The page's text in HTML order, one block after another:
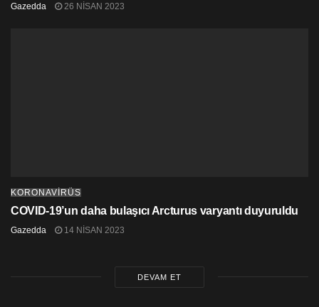
Gazedda 26 NISAN 2023
KORONAVİRÜS
COVID-19’un daha bulaşıcı Arcturus varyantı duyuruldu
Gazedda 14 NISAN 2023
DEVAM ET